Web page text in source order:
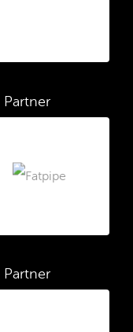
Partner
Partner